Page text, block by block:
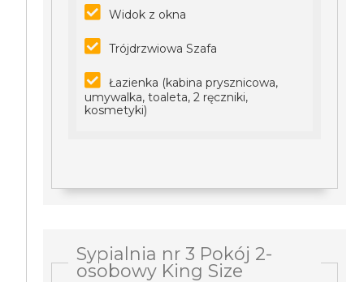
Widok z okna
Trójdrzwiowa Szafa
Łazienka (kabina prysznicowa,
umywalka, toaleta, 2 ręczniki,
kosmetyki)
Sypialnia nr 3 Pokój 2-
osobowy King Size